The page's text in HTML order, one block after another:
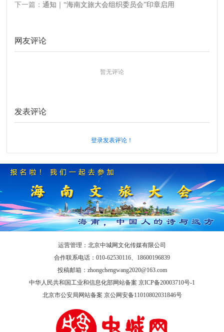
下一篇：通知｜“海南文旅大会组织委员会”印章启用
网友评论
暂无评论
发表评论
登录发表评论！
运营管理：北京中城网文化传媒有限公司
合作联系电话：010-62530116、18600196839
投稿邮箱：zhongchengwang2020@163.com
中华人民共和国工业和信息化部网站备案 京ICP备20003710号-1
北京市公安局网站备案 京公网安备11010802031846号